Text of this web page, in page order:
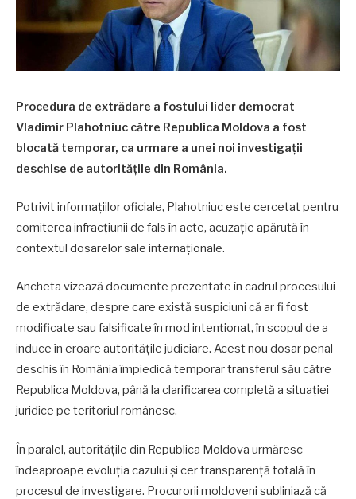
Procedura de extrădare a fostului lider democrat
Vladimir Plahotniuc către Republica Moldova a fost
blocată temporar, ca urmare a unei noi investigații
deschise de autoritățile din România.
Potrivit informațiilor oficiale, Plahotniuc este cercetat pentru
comiterea infracțiunii de fals în acte, acuzație apărută în
contextul dosarelor sale internaționale.
Ancheta vizează documente prezentate în cadrul procesului
de extrădare, despre care există suspiciuni că ar fi fost
modificate sau falsificate în mod intenționat, în scopul de a
induce în eroare autoritățile judiciare. Acest nou dosar penal
deschis în România împiedică temporar transferul său către
Republica Moldova, până la clarificarea completă a situației
juridice pe teritoriul românesc.
În paralel, autoritățile din Republica Moldova urmăresc
îndeaproape evoluția cazului și cer transparență totală în
procesul de investigare. Procurorii moldoveni subliniază că